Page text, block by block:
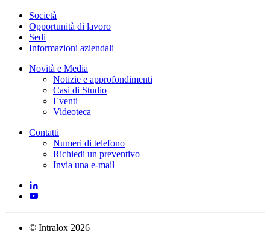
Società
Opportunità di lavoro
Sedi
Informazioni aziendali
Novità e Media
Notizie e approfondimenti
Casi di Studio
Eventi
Videoteca
Contatti
Numeri di telefono
Richiedi un preventivo
Invia una e-mail
© Intralox 2026